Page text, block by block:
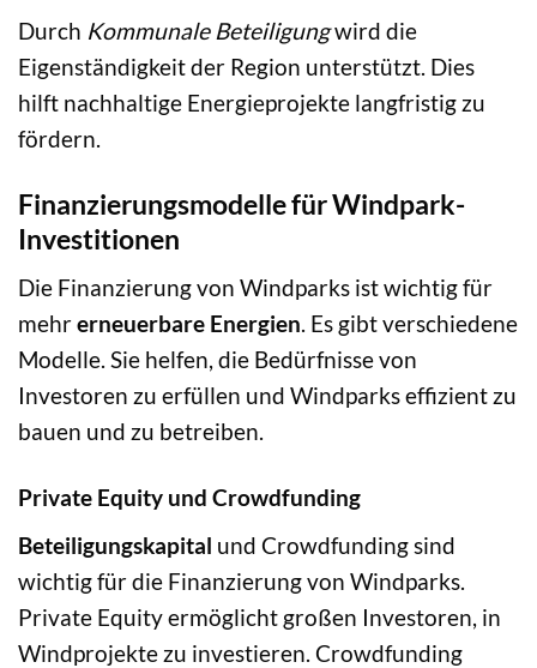
Durch Kommunale Beteiligungwird die
Eigenständigkeit der Region unterstützt. Dies
hilft nachhaltige Energieprojekte langfristig zu
fördern.
Finanzierungsmodelle für Windpark-
Investitionen
Die Finanzierung von Windparks ist wichtig für
mehrerneuerbare Energien. Es gibt verschiedene
Modelle. Sie helfen, die Bedürfnisse von
Investoren zu erfüllen und Windparks effizient zu
bauen und zu betreiben.
Private Equity und Crowdfunding
Beteiligungskapital und Crowdfunding sind
wichtig für die Finanzierung von Windparks.
Private Equity ermöglicht großen Investoren, in
Windprojekte zu investieren. Crowdfunding